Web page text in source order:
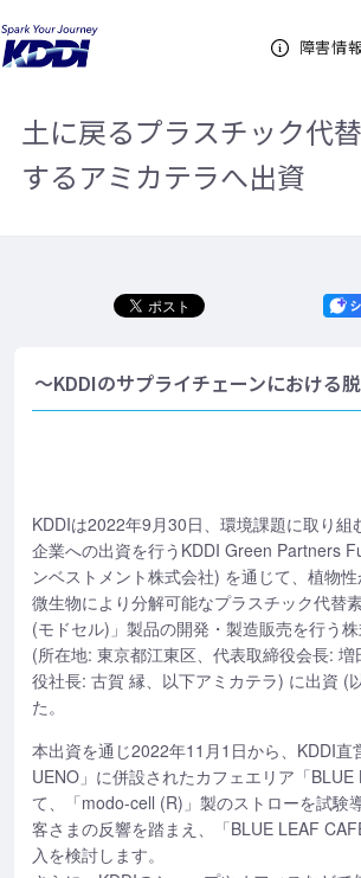
障害情
メニュー
KDDIホーム
戻るプラスチック代替素材を開発するアミカテラへ出
土に戻るプラスチック代
するアミカテラへ出資
～KDDIのサプライチェーンにおける
KDDIは2022年9月30日、環境課題に取り組
企業への出資を行うKDDI Green Partners
ンベストメント株式会社) を通じて、植物
微生物により分解可能なプラスチック代替
(モドセル)」製品の開発・製造販売を行う
(所在地: 東京都江東区、代表取締役会長:
役社長: 古賀 縁、以下アミカテラ) に出資 (
た。
本出資を通じ2022年11月1日から、KDDI直
UENO」に併設されたカフェエリア「BLUE
て、「modo-cell (R)」製のストローを試験
客さまの反響を踏まえ、「BLUE LEAF
入を検討します。